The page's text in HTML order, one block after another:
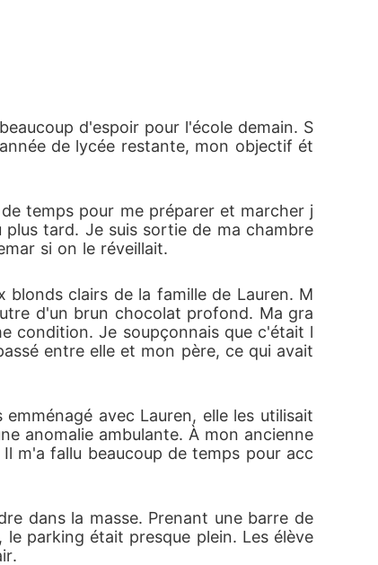
d'espoir pour l'école demain. S
de lycée restante, mon objectif ét
temps pour me préparer et marcher j
tard. Je suis sortie de ma chambre
si on le réveillait.
clairs de la famille de Lauren. M
d'un brun chocolat profond. Ma gra
condition. Je soupçonnais que c'était l
entre elle et mon père, ce qui avait
avec Lauren, elle les utilisait
anomalie ambulante. À mon ancienne
m'a fallu beaucoup de temps pour acc
dans la masse. Prenant une barre de
parking était presque plein. Les élève